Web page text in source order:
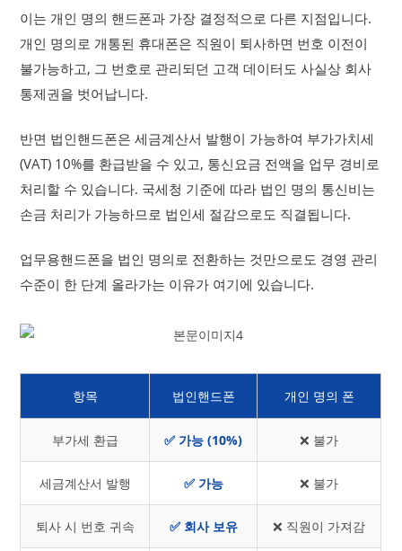
이는 개인 명의 핸드폰과 가장 결정적으로 다른 지점입니다.
개인 명의로 개통된 휴대폰은 직원이 퇴사하면 번호 이전이
불가능하고, 그 번호로 관리되던 고객 데이터도 사실상 회사
통제권을 벗어납니다.
반면 법인핸드폰은 세금계산서 발행이 가능하여 부가가치세
(VAT) 10%를 환급받을 수 있고, 통신요금 전액을 업무 경비로
처리할 수 있습니다. 국세청 기준에 따라 법인 명의 통신비는
손금 처리가 가능하므로 법인세 절감으로도 직결됩니다.
업무용핸드폰을 법인 명의로 전환하는 것만으로도 경영 관리
수준이 한 단계 올라가는 이유가 여기에 있습니다.
항목 법인핸드폰 개인 명의 폰
부가세 환급 ✅ 가능 (10%) ❌ 불가
세금계산서 발행 ✅ 가능 ❌ 불가
퇴사 시 번호 귀속 ✅ 회사 보유 ❌ 직원이 가져감